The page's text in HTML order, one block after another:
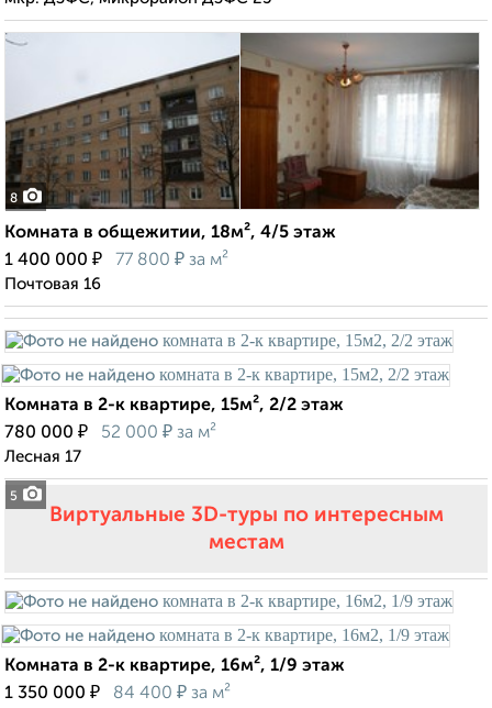
8
Комната в общежитии, 18м², 4/5 этаж
1 400 000 ₽ 77 800 ₽ за м²
Почтовая 16
5
Комната в 2-к квартире, 15м², 2/2 этаж
780 000 ₽ 52 000 ₽ за м²
Лесная 17
Виртуальные 3D-туры по интересным
местам
Комната в 2-к квартире, 16м², 1/9 этаж
1 350 000 ₽ 84 400 ₽ за м²